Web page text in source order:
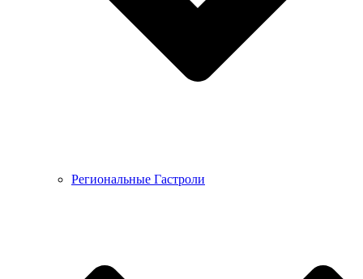
Региональные Гастроли